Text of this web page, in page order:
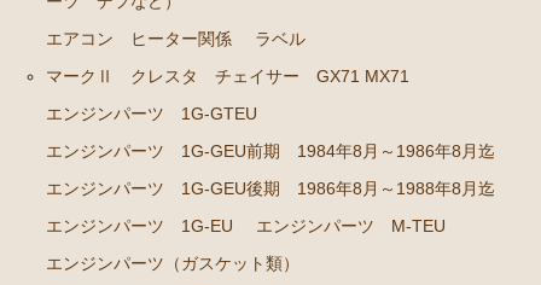
エアコン ヒーター関係
マークⅡワゴン GX70G
エンジンパーツ 1G-EU
エンジンパーツ 1G-FE
ト ホース など）
クラッチパーツ（マスターシリンダー クラッチレリ
エアコン ヒーター関係
ラベル
マークⅡ クレスタ チェイサー GX71 MX71
エンジンパーツ 1G-GTEU
エンジンパーツ 1G-GEU前期 1984年8月～1986年8月迄
エンジンパーツ 1G-GEU後期 1986年8月～1988年8月迄
エンジンパーツ 1G-EU
エンジンパーツ M-TEU
エンジンパーツ（ガスケット類）